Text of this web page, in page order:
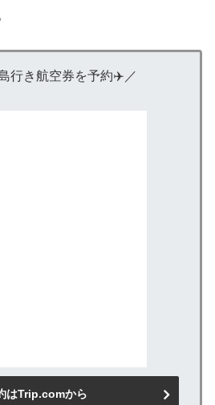
行き航空券を予約✈️／
はTrip.comから